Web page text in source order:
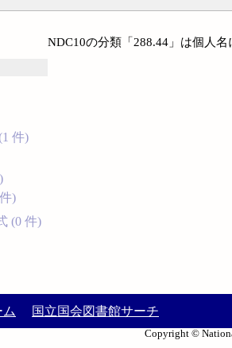
件)
)
(0 件)
NDC10の分類「288.44」は個人
国立国会図書館サーチ
Copyright ©